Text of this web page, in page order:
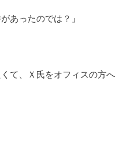
あったのでは？」
て、Ｘ氏をオフィスの方へ